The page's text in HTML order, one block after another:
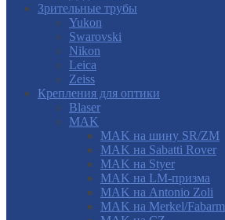
Зрительные трубы
Yukon
Swarovski
Nikon
Leica
Zeiss
Крепления для оптики
Blaser
MAK
MAK на шину SR/ZM
MAK на Sabatti Rover
MAK на Styer
MAK на LM-призма
MAK на Antonio Zoli
MAK на Merkel/Fabarm